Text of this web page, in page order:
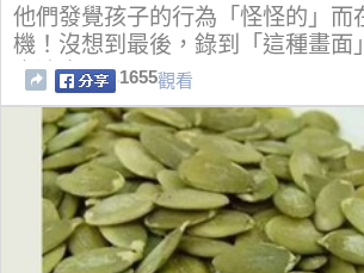
他們發覺孩子的行為「怪怪的」而
機！沒想到最後，錄到「這種畫面
崩潰大哭了..1655觀看